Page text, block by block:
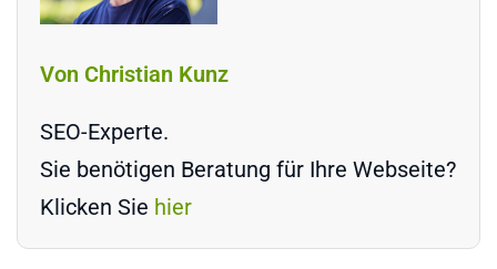
Von Christian Kunz
SEO-Experte.
Sie benötigen Beratung für Ihre Webseite?
Klicken Sie hier